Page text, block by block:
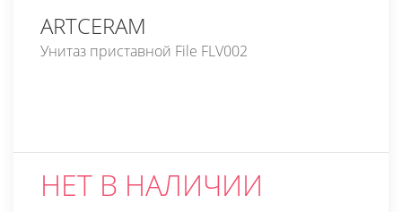
ARTCERAM
Унитаз приставной File FLV002
НЕТ В НАЛИЧИИ